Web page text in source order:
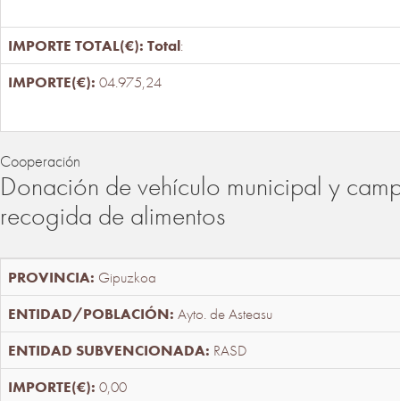
Total:
04.975,24
Cooperación
Donación de vehículo municipal y
recogida de alimentos
Gipuzkoa
Ayto. de Asteasu
RASD
0,00